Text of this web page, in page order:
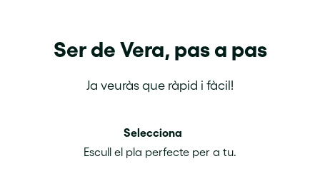
Ser de Vera, pas a pas
Ja veuràs que ràpid i fàcil!
Selecciona
Escull el pla perfecte per a tu.